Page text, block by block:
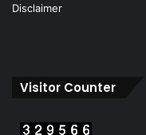
Disclaimer
Visitor Counter